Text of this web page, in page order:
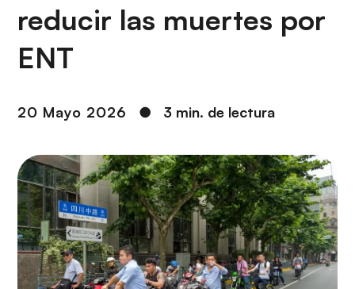
reducir las muertes por
ENT
20 Mayo 2026 ● 3 min. de lectura